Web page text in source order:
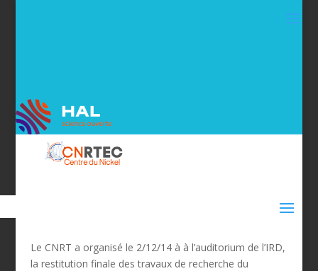
Le CNRT a organisé le 2/12/14 à à l’auditorium de l’IRD,
la restitution finale des travaux de recherche du